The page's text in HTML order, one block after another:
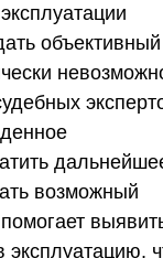
объективный
возможный